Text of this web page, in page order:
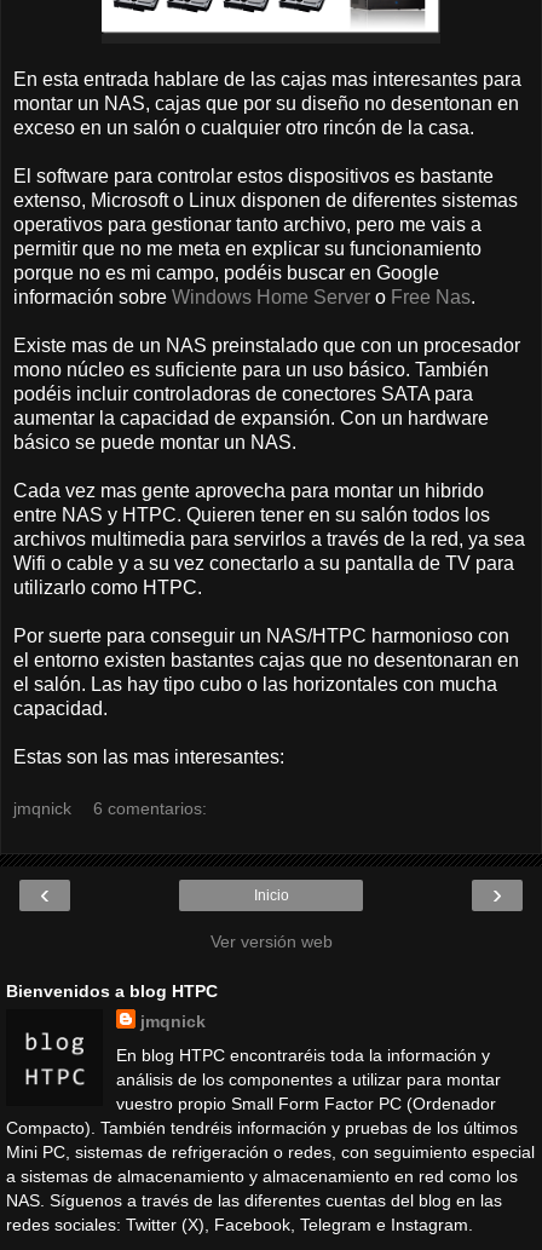
En esta entrada hablare de las cajas mas interesantes para
montar un NAS, cajas que por su diseño no desentonan en
exceso en un salón o cualquier otro rincón de la casa.
El software para controlar estos dispositivos es bastante
extenso, Microsoft o Linux disponen de diferentes sistemas
operativos para gestionar tanto archivo, pero me vais a
permitir que no me meta en explicar su funcionamiento
porque no es mi campo, podéis buscar en Google
información sobre Windows Home Server o Free Nas.
Existe mas de un NAS preinstalado que con un procesador
mono núcleo es suficiente para un uso básico. También
podéis incluir controladoras de conectores SATA para
aumentar la capacidad de expansión. Con un hardware
básico se puede montar un NAS.
Cada vez mas gente aprovecha para montar un hibrido
entre NAS y HTPC. Quieren tener en su salón todos los
archivos multimedia para servirlos a través de la red, ya sea
Wifi o cable y a su vez conectarlo a su pantalla de TV para
utilizarlo como HTPC.
Por suerte para conseguir un NAS/HTPC harmonioso con
el entorno existen bastantes cajas que no desentonaran en
el salón. Las hay tipo cubo o las horizontales con mucha
capacidad.
Estas son las mas interesantes:
jmqnick 6 comentarios:
‹ ›
Inicio
Ver versión web
Bienvenidos a blog HTPC
jmqnick
En blog HTPC encontraréis toda la información y
análisis de los componentes a utilizar para montar
vuestro propio Small Form Factor PC (Ordenador
Compacto). También tendréis información y pruebas de los últimos
Mini PC, sistemas de refrigeración o redes, con seguimiento especial
a sistemas de almacenamiento y almacenamiento en red como los
NAS. Síguenos a través de las diferentes cuentas del blog en las
redes sociales: Twitter (X), Facebook, Telegram e Instagram.